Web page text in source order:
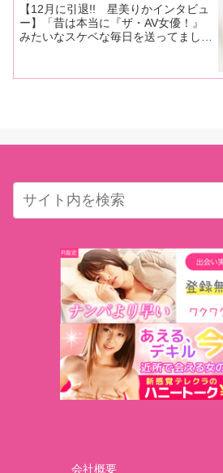
【12月に引退!! 星美りかインタビュ
ー】「昔は本当に『ザ・AV女優！』
みたいなスケベな毎日を送ってました
会社概要